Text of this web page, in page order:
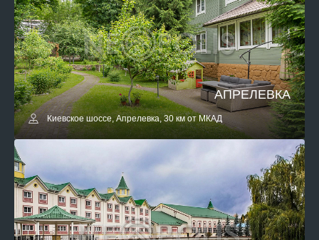
АПРЕЛЕВКА
Киевское шоссе, Апрелевка, 30 км от МКАД